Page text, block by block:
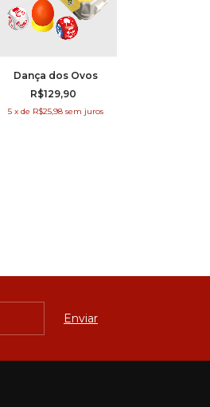
Dança dos Ovos
R$129,90
5 x de R$25,98 sem juros